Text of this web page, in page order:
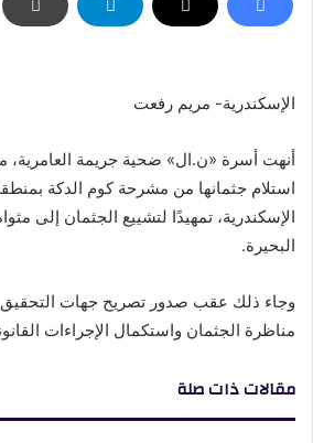
الإسكندرية- مريم رفعت
أنهت أسرة «ن.ال» ضحية جريمة العامرية،
استلام جثمانها من مشرحة كوم الدكة
الإسكندرية، تمهيدًا لتشييع الجثمان إلى
البحيرة.
وجاء ذلك عقب صدور تصريح جهات التحقيق
مناظرة الجثمان واستكمال الإجراءات
مقالات ذات صلة